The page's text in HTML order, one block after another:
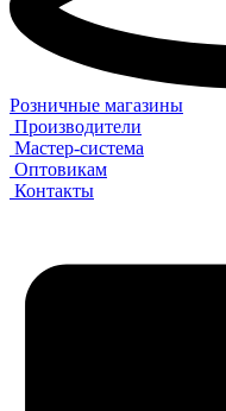
Розничные магазины
Производители
Мастер-система
Оптовикам
Контакты